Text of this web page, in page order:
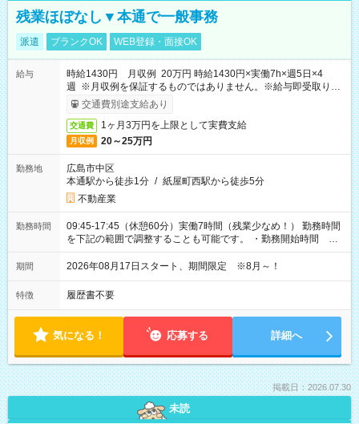
残業ほぼなし▼本通で一般事務
派遣 ブランクOK WEB登録・面接OK
給与
時給1430円 月収例 20万円 時給1430円×実働7h×週5日×4
週 ※月収例を保証するものではありません。※給与即受取りサ
ービス利用可（利用条件有）
交通費別途支給あり
交通費 1ヶ月3万円を上限として実費支給
月収例 20～25万円
勤務地
広島市中区
本通駅から徒歩1分 / 紙屋町西駅から徒歩5分
不動産業
勤務時間
09:45-17:45（休憩60分）実働7時間（残業少なめ！） 勤務時間
を下記の範囲で調整することも可能です。 ・勤務開始時間
09:45～12:30 ・勤務終了時間 15:45～18:30 ・実働 05:00～
07:45
期間 2026年08月17日スタート、期間限定 ※8月～！
特徴 履歴書不要
気になる！ 応募する 詳細へ
掲載日：2026.07.30
未読